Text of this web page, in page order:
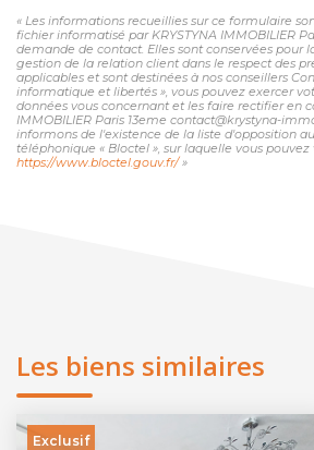
« Les informations recueillies sur ce formulaire
fichier informatisé par KRYSTYNA IMMOBILIER
demande de contact. Elles sont conservées pour
gestion de la relation client dans le respect des
applicables et sont destinées à nos conseillers
informatique et libertés », vous pouvez exercer
données vous concernant et les faire rectifier en
IMMOBILIER Paris 13eme contact@krystyna-
informons de l'existence de la liste d'opposition
téléphonique « Bloctel », sur laquelle vous pouvez
https://www.bloctel.gouv.fr/»
Les biens similaires
Exclusif